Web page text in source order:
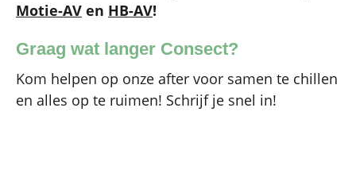
Motie-AV en HB-AV!
Graag wat langer Consect?
Kom helpen op onze after voor samen te chillen
en alles op te ruimen! Schrijf je snel in!